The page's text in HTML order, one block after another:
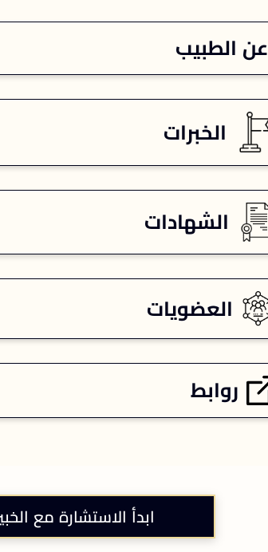
عن الطبيب
الخبرات
الشهادات
العضويات
روابط
ابدأ الاستشارة مع